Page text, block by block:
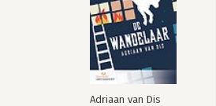
Adriaan van Dis